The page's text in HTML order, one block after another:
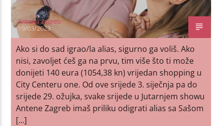
Antena Zagreb
19/03/2023
Ako si do sad igrao/la alias, sigurno ga voliš. Ako
nisi, zavoljet ćeš ga na prvu, tim više što ti može
donijeti 140 eura (1054,38 kn) vrijedan shopping u
City Centeru one. Od ove srijede 3. siječnja pa do
srijede 29. ožujka, svake srijede u Jutarnjem showu
Antene Zagreb imaš priliku odigrati alias sa Sašom
[…]